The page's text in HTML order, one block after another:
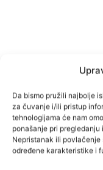
Da bismo pružili najbolje
za čuvanje i/ili pristup
tehnologijama će nam
ponašanje pri
Nepristanak ili
određene karakteristike i